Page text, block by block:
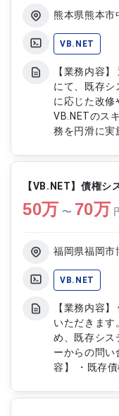
熊本県熊本市
VB.NET
【業務内容
にて、既存シ
に応じた改修
VB.NETのス
務を円滑に実施し
障害時の調査
テム改修お
作成・更新
支援
【VB.NET】債権シ
50万 〜 70万
福岡県福岡市
VB.NET
【業務内容
いただきます
め、既存シス
ーからの問い合
容】 ・既存
クレジットカ
ーザーから